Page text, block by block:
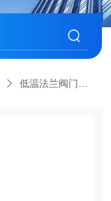
低温法兰阀门